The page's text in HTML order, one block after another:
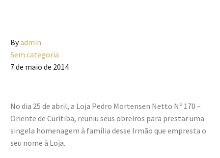
Byadmin
Sem categoria
7 de maio de 2014
No dia 25 de abril, a Loja Pedro Mortensen Netto Nº 170 –
Oriente de Curitiba, reuniu seus obreiros para prestar uma
singela homenagem à família desse Irmão que empresta o
seu nome à Loja.